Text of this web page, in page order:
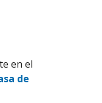
en el
de